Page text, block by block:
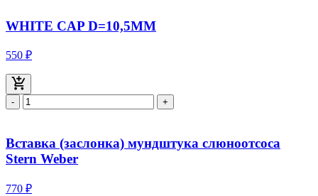
WHITE CAP D=10,5MM
550 ₽
- +
Вставка (заслонка) мундштука слюноотсоса
Stern Weber
770 ₽